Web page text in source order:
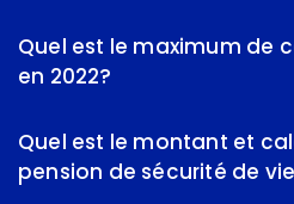
Quel est le maximum de
en 2022?
Quel est le montant et
pension de sécurité de